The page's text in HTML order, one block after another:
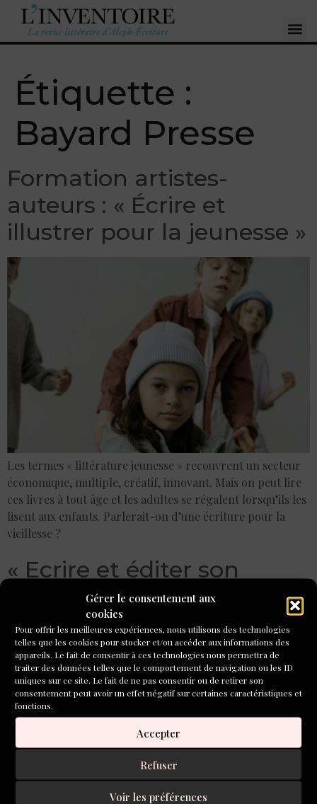
Gérer le consentement aux
cookies
Pour offrir les meilleures expériences, nous utilisons des technologies
telles que les cookies pour stocker et/ou accéder aux informations des
appareils. Le fait de consentir à ces technologies nous permettra de
traiter des données telles que le comportement de navigation ou les ID
uniques sur ce site. Le fait de ne pas consentir ou de retirer son
consentement peut avoir un effet négatif sur certaines caractéristiques et
fonctions.
Accepter
Refuser
Voir les préférences
Étiquette :
Bayard Presse
Formation artistes-
auteurs : « Écrire et
illustrer pour la jeunesse »
Les termes « littérature jeunesse » recouvrent un secteur
économique, multiple, créatif, innovant. Mais on peut lire
ces livres à tout âge et les adultes se régalent lorsqu’ils les
lisent aux enfants. Parlerait-on d’une écriture pour la
vieillesse ?
« Ecrire et éditer son
histoire de vie » : un
témoignage de Catherine
Lecamus